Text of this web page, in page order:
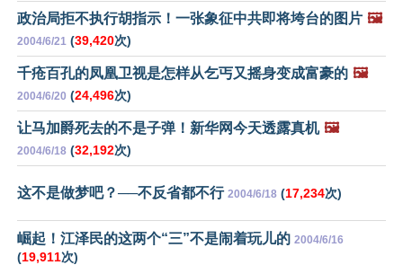
政治局拒不执行胡指示！一张象征中共即将垮台的图片 🖼️
2004/6/21 (39,420次)
千疮百孔的凤凰卫视是怎样从乞丐又摇身变成富豪的 🖼️
2004/6/20 (24,496次)
让马加爵死去的不是子弹！新华网今天透露真机 🖼️
2004/6/18 (32,192次)
这不是做梦吧？──不反省都不行 2004/6/18 (17,234次)
崛起！江泽民的这两个“三”不是闹着玩儿的 2004/6/16
(19,911次)